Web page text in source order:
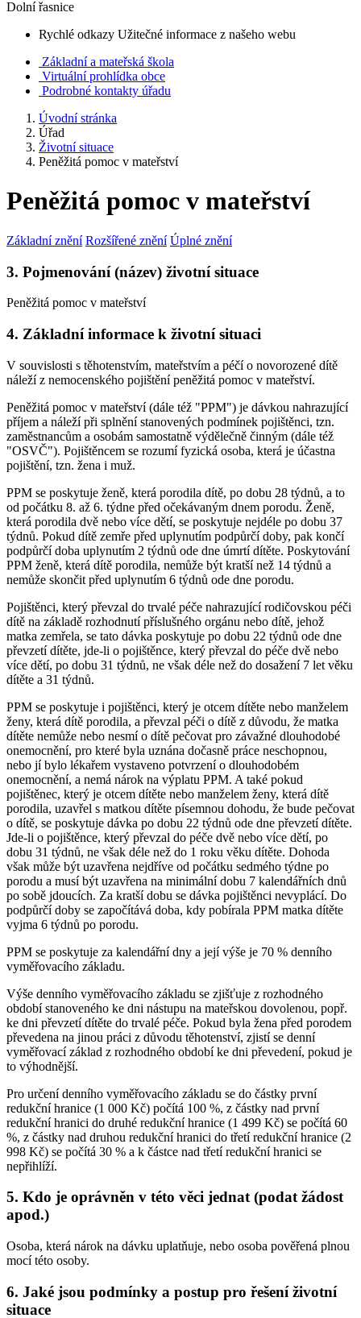
Dolní řasnice
Rychlé odkazy Užitečné informace z našeho webu
Základní a mateřská škola
Virtuální prohlídka obce
Podrobné kontakty úřadu
Úvodní stránka
Úřad
Životní situace
Peněžitá pomoc v mateřství
Peněžitá pomoc v mateřství
Základní znění Rozšířené znění Úplné znění
3. Pojmenování (název) životní situace
Peněžitá pomoc v mateřství
4. Základní informace k životní situaci
V souvislosti s těhotenstvím, mateřstvím a péčí o novorozené dítě
náleží z nemocenského pojištění peněžitá pomoc v mateřství.
Peněžitá pomoc v mateřství (dále též "PPM") je dávkou nahrazující
příjem a náleží při splnění stanovených podmínek pojištěnci, tzn.
zaměstnancům a osobám samostatně výdělečně činným (dále též
"OSVČ"). Pojištěncem se rozumí fyzická osoba, která je účastna
pojištění, tzn. žena i muž.
PPM se poskytuje ženě, která porodila dítě, po dobu 28 týdnů, a to
od počátku 8. až 6. týdne před očekávaným dnem porodu. Ženě,
která porodila dvě nebo více dětí, se poskytuje nejdéle po dobu 37
týdnů. Pokud dítě zemře před uplynutím podpůrčí doby, pak končí
podpůrčí doba uplynutím 2 týdnů ode dne úmrtí dítěte. Poskytování
PPM ženě, která dítě porodila, nemůže být kratší než 14 týdnů a
nemůže skončit před uplynutím 6 týdnů ode dne porodu.
Pojištěnci, který převzal do trvalé péče nahrazující rodičovskou péči
dítě na základě rozhodnutí příslušného orgánu nebo dítě, jehož
matka zemřela, se tato dávka poskytuje po dobu 22 týdnů ode dne
převzetí dítěte, jde-li o pojištěnce, který převzal do péče dvě nebo
více dětí, po dobu 31 týdnů, ne však déle než do dosažení 7 let věku
dítěte a 31 týdnů.
PPM se poskytuje i pojištěnci, který je otcem dítěte nebo manželem
ženy, která dítě porodila, a převzal péči o dítě z důvodu, že matka
dítěte nemůže nebo nesmí o dítě pečovat pro závažné dlouhodobé
onemocnění, pro které byla uznána dočasně práce neschopnou,
nebo jí bylo lékařem vystaveno potvrzení o dlouhodobém
onemocnění, a nemá nárok na výplatu PPM. A také pokud
pojištěnec, který je otcem dítěte nebo manželem ženy, která dítě
porodila, uzavřel s matkou dítěte písemnou dohodu, že bude pečovat
o dítě, se poskytuje dávka po dobu 22 týdnů ode dne převzetí dítěte.
Jde-li o pojištěnce, který převzal do péče dvě nebo více dětí, po
dobu 31 týdnů, ne však déle než do 1 roku věku dítěte. Dohoda
však může být uzavřena nejdříve od počátku sedmého týdne po
porodu a musí být uzavřena na minimální dobu 7 kalendářních dnů
po sobě jdoucích. Za kratší dobu se dávka pojištěnci nevyplácí. Do
podpůrčí doby se započítává doba, kdy pobírala PPM matka dítěte
vyjma 6 týdnů po porodu.
PPM se poskytuje za kalendářní dny a její výše je 70 % denního
vyměřovacího základu.
Výše denního vyměřovacího základu se zjišťuje z rozhodného
období stanoveného ke dni nástupu na mateřskou dovolenou, popř.
ke dni převzetí dítěte do trvalé péče. Pokud byla žena před porodem
převedena na jinou práci z důvodu těhotenství, zjistí se denní
vyměřovací základ z rozhodného období ke dni převedení, pokud je
to výhodnější.
Pro určení denního vyměřovacího základu se do částky první
redukční hranice (1 000 Kč) počítá 100 %, z částky nad první
redukční hranici do druhé redukční hranice (1 499 Kč) se počítá 60
%, z částky nad druhou redukční hranici do třetí redukční hranice (2
998 Kč) se počítá 30 % a k částce nad třetí redukční hranici se
nepřihlíží.
5. Kdo je oprávněn v této věci jednat (podat žádost
apod.)
Osoba, která nárok na dávku uplatňuje, nebo osoba pověřená plnou
mocí této osoby.
6. Jaké jsou podmínky a postup pro řešení životní
situace